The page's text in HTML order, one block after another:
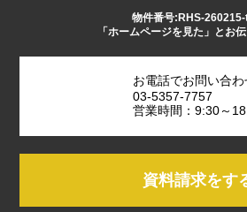
物件番号:RHS-
「ホームページを見た」とお伝
お電話でお問い合わ
03-5357-7757
営業時間：9:30～
資料請求をす